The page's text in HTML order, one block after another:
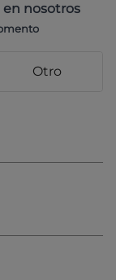
en nosotros
Otro